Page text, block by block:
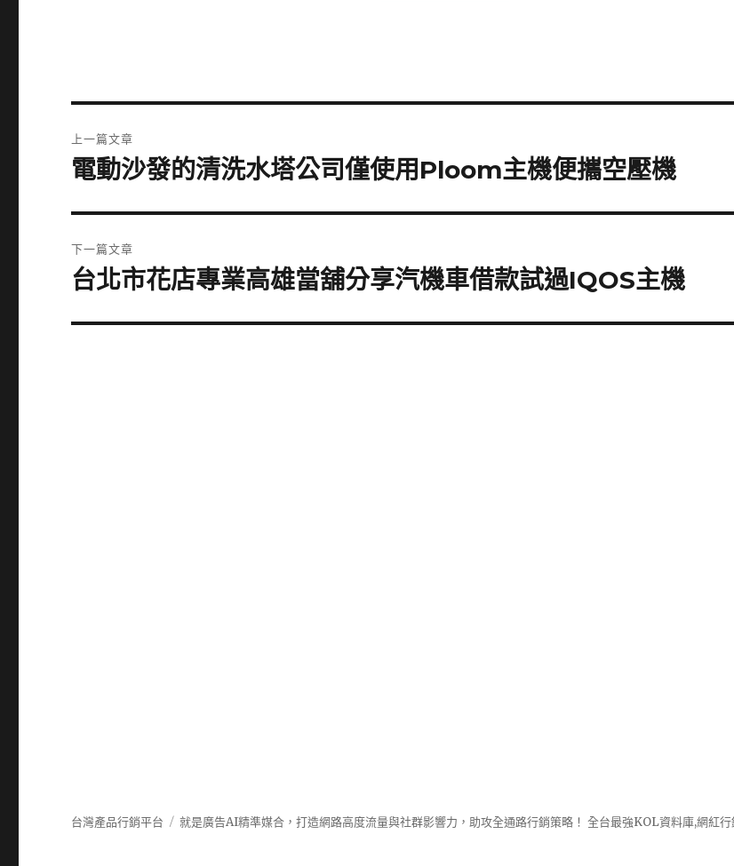
章
上一篇文章
上
篇
文
章:
電動沙發的清洗水塔公司僅使用Ploom主機便攜空壓機
下一篇文章
下
篇
台北市花店專業高雄當舖分享汽機車借款試過IQOS主機
台灣產品行銷平台 就是廣告AI精準媒合，打造網路高度流量與社群影響力，助攻全通路行銷策略！ 全台最強KOL資料庫,網紅